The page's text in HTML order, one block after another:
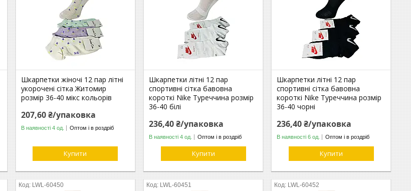
Шкарпетки жіночі 12 пар літні
укорочені сітка Житомир
розмір 36-40 мікс кольорів
207,60 ₴/упаковка
В наявності 4 од. Оптом і в роздріб
Купити
Шкарпетки літні 12 пар
спортивні сітка бавовна
короткі Nike Туреччина розмір
36-40 білі
236,40 ₴/упаковка
В наявності 4 од. Оптом і в роздріб
Купити
Шкарпетки літні 12 пар
спортивні сітка бавовна
короткі Nike Туреччина розмір
36-40 чорні
236,40 ₴/упаковка
В наявності 6 од. Оптом і в роздріб
Купити
LWL-60450 LWL-60451 LWL-60452